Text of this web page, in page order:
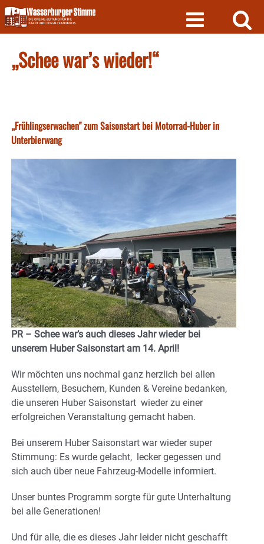
Skip
to
content
„Schee war’s wieder!“
„Frühlingserwachen" zum Saisonstart bei Motorrad-Huber in
Unterbierwang
PR – Schee war’s auch dieses Jahr wieder bei
unserem Huber Saisonstart am 14. April!
Wir möchten uns nochmal ganz herzlich bei allen
Ausstellern, Besuchern, Kunden & Vereine bedanken,
die unseren Huber Saisonstart wieder zu einer
erfolgreichen Veranstaltung gemacht haben.
Bei unserem Huber Saisonstart war wieder super
Stimmung: Es wurde gelacht, lecker gegessen und
sich auch über neue Fahrzeug-Modelle informiert.
Unser buntes Programm sorgte für gute Unterhaltung
bei alle Generationen!
Und für alle, die es dieses Jahr leider nicht geschafft